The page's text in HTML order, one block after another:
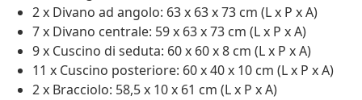
2 x Divano ad angolo: 63 x 63 x 73 cm (L x P x A)
7 x Divano centrale: 59 x 63 x 73 cm (L x P x A)
9 x Cuscino di seduta: 60 x 60 x 8 cm (L x P x A)
11 x Cuscino posteriore: 60 x 40 x 10 cm (L x P x A)
2 x Bracciolo: 58,5 x 10 x 61 cm (L x P x A)